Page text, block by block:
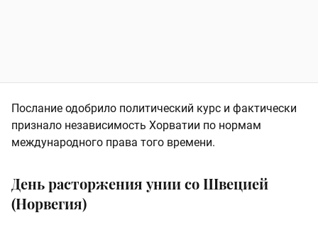
Послание одобрило политический курс и фактически
признало независимость Хорватии по нормам
международного права того времени.
День расторжения унии со Швецией
(Норвегия)